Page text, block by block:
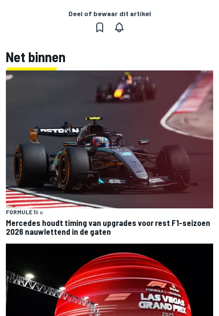
Deel of bewaar dit artikel
Net binnen
FORMULE 19 u
Mercedes houdt timing van upgrades voor rest F1-seizoen
2026 nauwlettend in de gaten